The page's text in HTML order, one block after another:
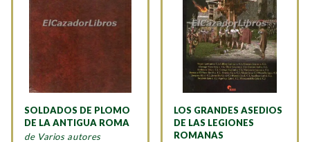
SOLDADOS DE PLOMO
DE LA ANTIGUA ROMA
de Varios autores
LOS GRANDES ASEDIOS
DE LAS LEGIONES
ROMANAS